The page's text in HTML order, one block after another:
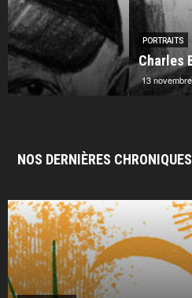
Charles Berberian
13 novembre 2023 268
NOS DERNIÈRES CHRONIQUES